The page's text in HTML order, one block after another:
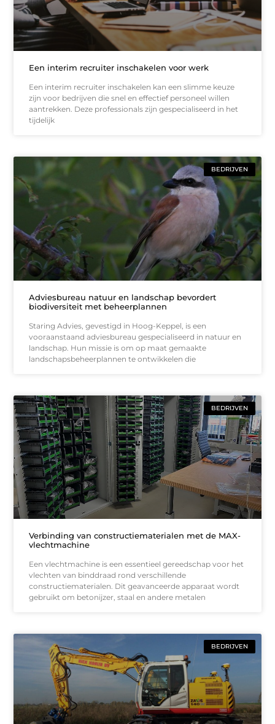
Een interim recruiter inschakelen voor werk
Een interim recruiter inschakelen kan een slimme keuze
zijn voor bedrijven die snel en effectief personeel willen
aantrekken. Deze professionals zijn gespecialiseerd in het
tijdelijk
BEDRIJVEN
Adviesbureau natuur en landschap bevordert
biodiversiteit met beheerplannen
Staring Advies, gevestigd in Hoog-Keppel, is een
vooraanstaand adviesbureau gespecialiseerd in natuur en
landschap. Hun missie is om op maat gemaakte
landschapsbeheerplannen te ontwikkelen die
BEDRIJVEN
Verbinding van constructiematerialen met de MAX-
vlechtmachine
Een vlechtmachine is een essentieel gereedschap voor het
vlechten van binddraad rond verschillende
constructiematerialen. Dit geavanceerde apparaat wordt
gebruikt om betonijzer, staal en andere metalen
BEDRIJVEN